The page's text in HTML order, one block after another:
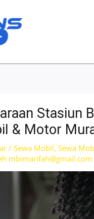
Stasiun
& Motor
/Sewa Mobil,Sewa
mbimarifah@gmail.com